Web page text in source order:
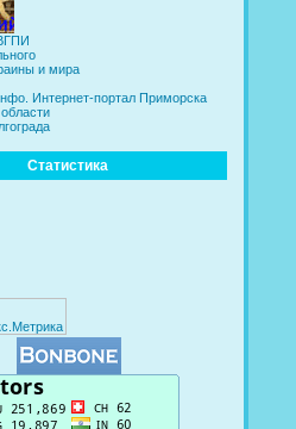
и мира
Интернет-портал Приморска
области
Статистика